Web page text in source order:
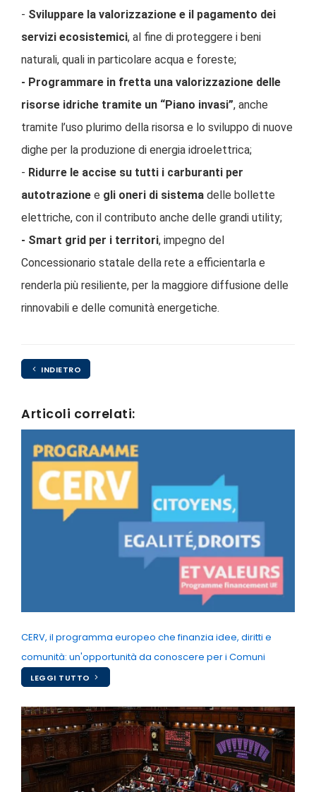
- Sviluppare la valorizzazione e il pagamento dei
servizi ecosistemici, al fine di proteggere i beni
naturali, quali in particolare acqua e foreste;
- Programmare in fretta una valorizzazione delle
risorse idriche tramite un “Piano invasi”, anche
tramite l’uso plurimo della risorsa e lo sviluppo di nuove
dighe per la produzione di energia idroelettrica;
- Ridurre le accise su tutti i carburanti per
autotrazione e gli oneri di sistema delle bollette
elettriche, con il contributo anche delle grandi utility;
- Smart grid per i territori, impegno del
Concessionario statale della rete a efficientarla e
renderla più resiliente, per la maggiore diffusione delle
rinnovabili e delle comunità energetiche.
INDIETRO
Articoli correlati:
CERV, il programma europeo che finanzia idee, diritti e
comunità: un'opportunità da conoscere per i Comuni
LEGGI TUTTO